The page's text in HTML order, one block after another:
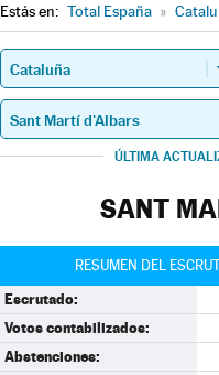
Estás en: Total España »
ÚLTIMA
SANT
RESUMEN DEL
Escrutado:
Votos contabilizados:
Abstenciones: